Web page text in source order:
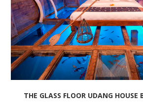
THE GLASS FLOOR UDANG HOUSE